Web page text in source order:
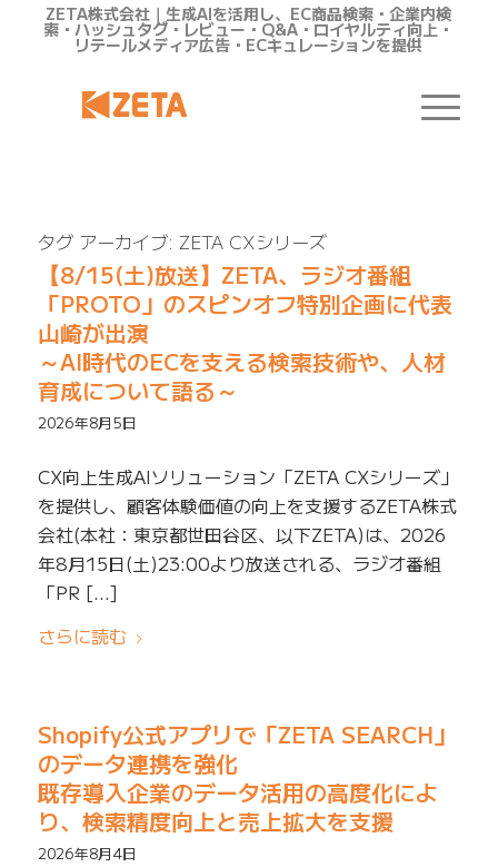
ZETA株式会社｜生成AIを活用し、EC商品検索・企業内検
索・ハッシュタグ・レビュー・Q&A・ロイヤルティ向上・
リテールメディア広告・ECキュレーションを提供
タグ アーカイブ: ZETA CXシリーズ
【8/15(土)放送】ZETA、ラジオ番組
「PROTO」のスピンオフ特別企画に代表
山崎が出演
～AI時代のECを支える検索技術や、人材
育成について語る～
2026年8月5日
CX向上生成AIソリューション「ZETA CXシリーズ」
を提供し、顧客体験価値の向上を支援するZETA株式
会社(本社：東京都世田谷区、以下ZETA)は、2026
年8月15日(土)23:00より放送される、ラジオ番組
「PR […]
さらに読む
Shopify公式アプリで「ZETA SEARCH」
のデータ連携を強化
既存導入企業のデータ活用の高度化によ
り、検索精度向上と売上拡大を支援
2026年8月4日